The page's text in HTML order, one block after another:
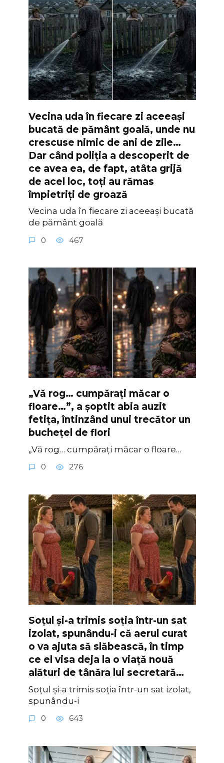
Vecina uda în fiecare zi aceeași
bucată de pământ goală, unde nu
crescuse nimic de ani de zile…
Dar când poliția a descoperit de
ce avea ea, de fapt, atâta grijă
de acel loc, toți au rămas
împietriți de groază
Vecina uda în fiecare zi aceeași bucată
de pământ goală
0 467
„Vă rog… cumpărați măcar o
floare…”, a șoptit abia auzit
fetița, întinzând unui trecător un
buchețel de flori
„Vă rog… cumpărați măcar o floare…
0 276
Soțul și-a trimis soția într-un sat
izolat, spunându-i că aerul curat
o va ajuta să slăbească, în timp
ce el visa deja la o viață nouă
alături de tânăra lui secretară…
Soțul și-a trimis soția într-un sat izolat,
spunându-i
0 643